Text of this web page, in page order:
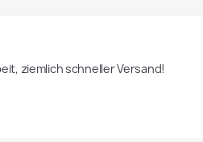
ziemlich schneller Versand!